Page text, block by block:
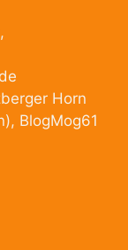
,
Horn
BlogMog61